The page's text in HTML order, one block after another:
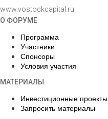
www.vostockcapital.ru
О ФОРУМЕ
Программа
Участники
Спонсоры
Условия участия
МАТЕРИАЛЫ
Инвестиционные проекты
Запросить материалы